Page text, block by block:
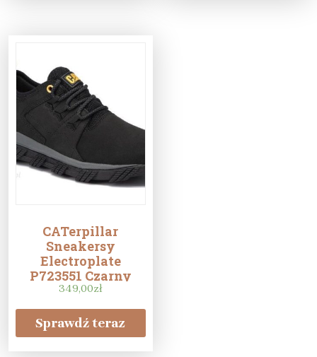
CATerpillar
Sneakersy
Electroplate
P723551 Czarny
349,00zł
Sprawdź teraz